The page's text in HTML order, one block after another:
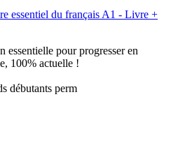
essentiel du français A1 - Livre +
essentielle pour progresser en
100% actuelle !
débutants perm